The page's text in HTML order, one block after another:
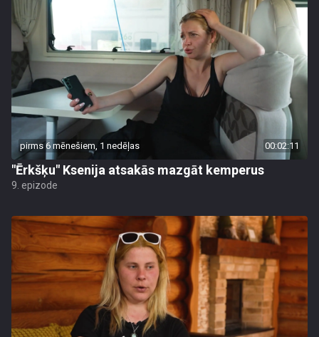
pirms 6 mēnešiem, 1 nedēļas 00:02:11
"Ērkšķu" Ksenija atsakās mazgāt kemperus
9. epizode